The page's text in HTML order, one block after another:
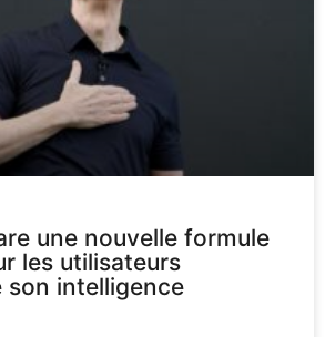
une nouvelle formule
les utilisateurs
son intelligence